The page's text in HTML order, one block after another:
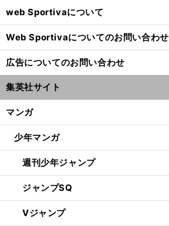
web Sportivaについて
Web Sportivaについてのお問い合わせ
広告についてのお問い合わせ
集英社サイト
マンガ
少年マンガ
週刊少年ジャンプ
ジャンプSQ
Vジャンプ